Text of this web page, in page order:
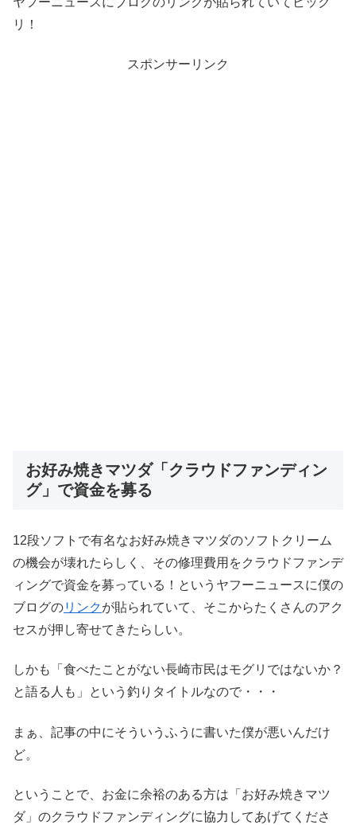
リ！
スポンサーリンク
お好み焼きマツダ「クラウドファンディン
グ」で資金を募る
12段ソフトで有名なお好み焼きマツダのソフトクリーム
の機会が壊れたらしく、その修理費用をクラウドファンデ
ィングで資金を募っている！というヤフーニュースに僕の
ブログのリンクが貼られていて、そこからたくさんのアク
セスが押し寄せてきたらしい。
しかも「食べたことがない長崎市民はモグリではないか？
と語る人も」という釣りタイトルなので・・・
まぁ、記事の中にそういうふうに書いた僕が悪いんだけ
ど。
ということで、お金に余裕のある方は「お好み焼きマツ
ダ」のクラウドファンディングに協力してあげてくださ